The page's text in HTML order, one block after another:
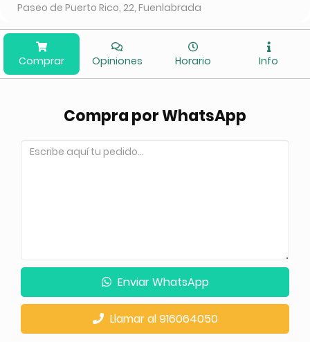
Paseo de Puerto Rico, 22, Fuenlabrada
Comprar Opiniones Horario Info
Compra por WhatsApp
Enviar WhatsApp
Llamar al 916064050